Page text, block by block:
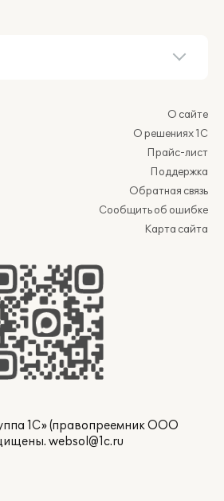
О сайте
О решениях 1С
Прайс-лист
Поддержка
Обратная связь
Сообщить об ошибке
Карта сайта
1С» (правопреемник ООО
websol@1c.ru